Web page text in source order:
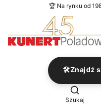
🏆 Na rynku od
🛠️Znajdź
Otwórz
Szukaj